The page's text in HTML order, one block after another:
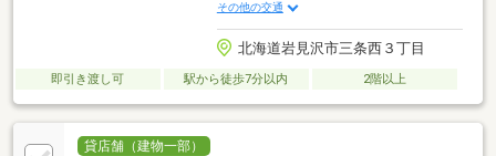
その他の交通
北海道岩見沢市三条西３丁目
即引き渡し可 駅から徒歩7分以内 2階以上
貸店舗（建物一部）